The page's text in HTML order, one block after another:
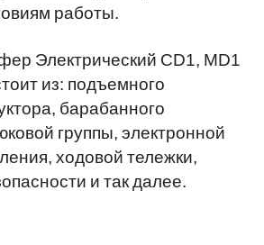
работы.
Электрический CD1, MD1
из: подъемного
барабанного
группы, электронной
ходовой тележки,
и так далее.